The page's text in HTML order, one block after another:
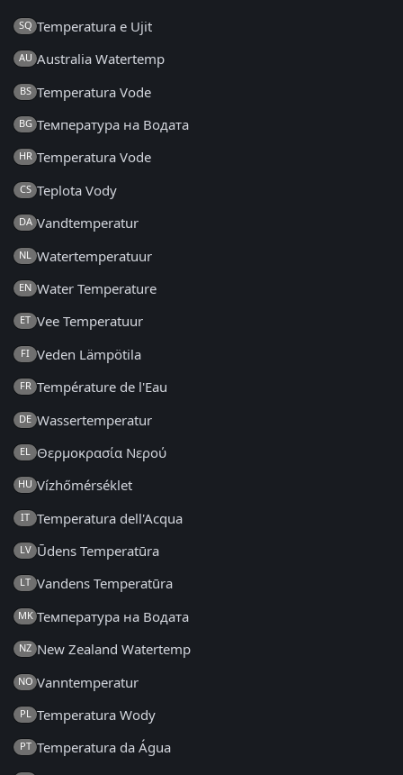
SQ Temperatura e Ujit
AU Australia Watertemp
BS Temperatura Vode
BG Температура на Водата
HR Temperatura Vode
CS Teplota Vody
DA Vandtemperatur
NL Watertemperatuur
EN Water Temperature
ET Vee Temperatuur
FI Veden Lämpötila
FR Température de l'Eau
DE Wassertemperatur
EL Θερμοκρασία Νερού
HU Vízhőmérséklet
IT Temperatura dell'Acqua
LV Ūdens Temperatūra
LT Vandens Temperatūra
MK Температура на Водата
NZ New Zealand Watertemp
NO Vanntemperatur
PL Temperatura Wody
PT Temperatura da Água